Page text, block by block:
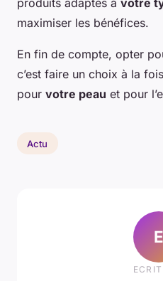
maximiser les bénéfices.
En fin de compte, opter
c’est faire un choix à la
pour votre peau et pour
Actu
E